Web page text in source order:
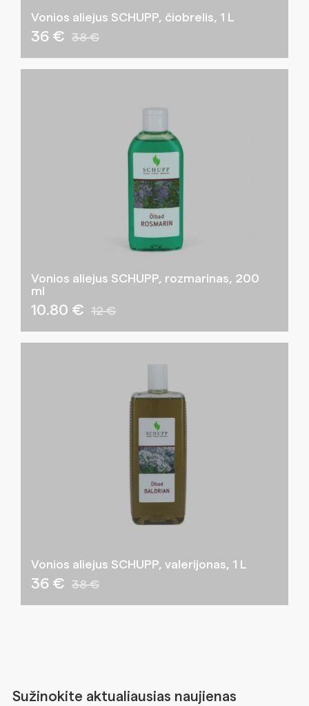
Vonios aliejus SCHUPP, čiobrelis, 1 L
36 € 38 €
Vonios aliejus SCHUPP, rozmarinas, 200
ml
10.80 € 12 €
Vonios aliejus SCHUPP, valerijonas, 1 L
36 € 38 €
Sužinokite aktualiausias naujienas